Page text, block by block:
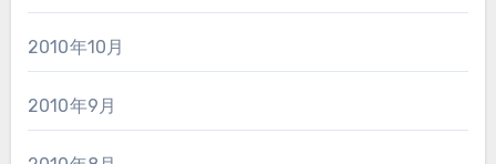
2010年10月
2010年9月